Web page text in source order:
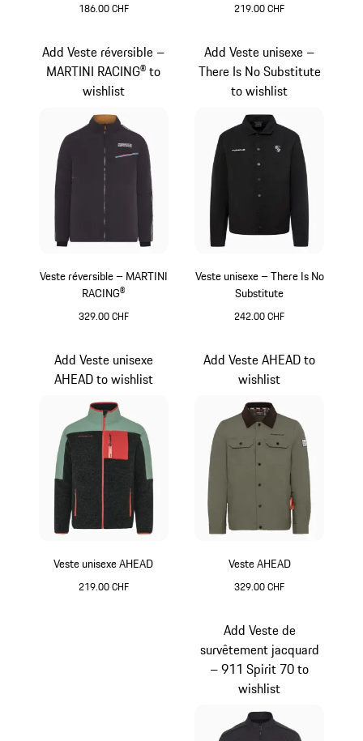
186.00 CHF 219.00 CHF
Veste réversible – MARTINI
RACING®
329.00 CHF
Add Veste réversible –
MARTINI RACING® to
wishlist
Veste unisexe – There Is No
Substitute
242.00 CHF
Add Veste unisexe –
There Is No Substitute
to wishlist
Veste unisexe AHEAD
219.00 CHF
Add Veste unisexe
AHEAD to wishlist
Veste AHEAD
329.00 CHF
Add Veste AHEAD to
wishlist
Add Veste de
survêtement jacquard
– 911 Spirit 70 to
wishlist